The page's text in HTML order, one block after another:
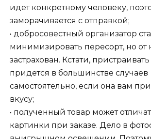
идет конкретному человеку,
заморачивается с отправкой;
• добросовестный организатор
минимизировать пересорт, но от
застрахован. Кстати,
придется в большинстве случаев
самостоятельно, если она вам
вкусу;
• полученный товар может
картинки при заказе. Дело в